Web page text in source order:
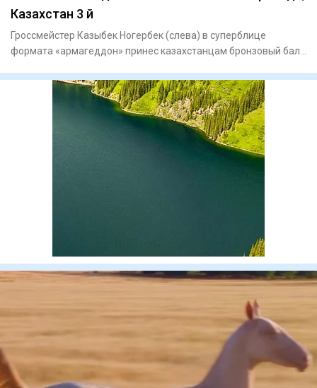
Казахстан 3 й
Гроссмейстер Казыбек Ногербек (слева) в суперблице
формата «армагеддон» принес казахстанцам бронзовый балл